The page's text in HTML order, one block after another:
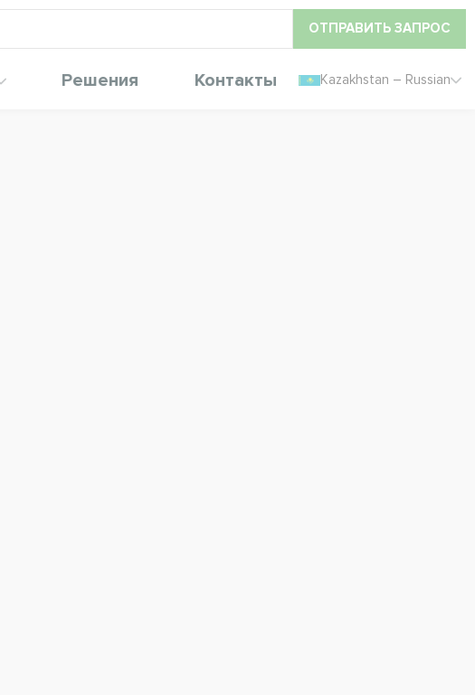
ОТПРАВИТЬ ЗАПРОС
Решения Контакты Kazakhstan – Russian